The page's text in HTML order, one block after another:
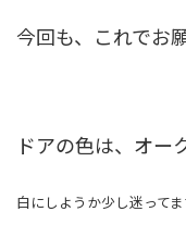
今回も、これでお
ドアの色は、オー
白にしようか少し迷ってま